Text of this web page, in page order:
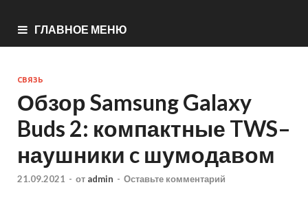
ГЛАВНОЕ МЕНЮ
СВЯЗЬ
Обзор Samsung Galaxy
Buds 2: компактные TWS–
наушники c шумодавом
21.09.2021 - от admin - Оставьте комментарий